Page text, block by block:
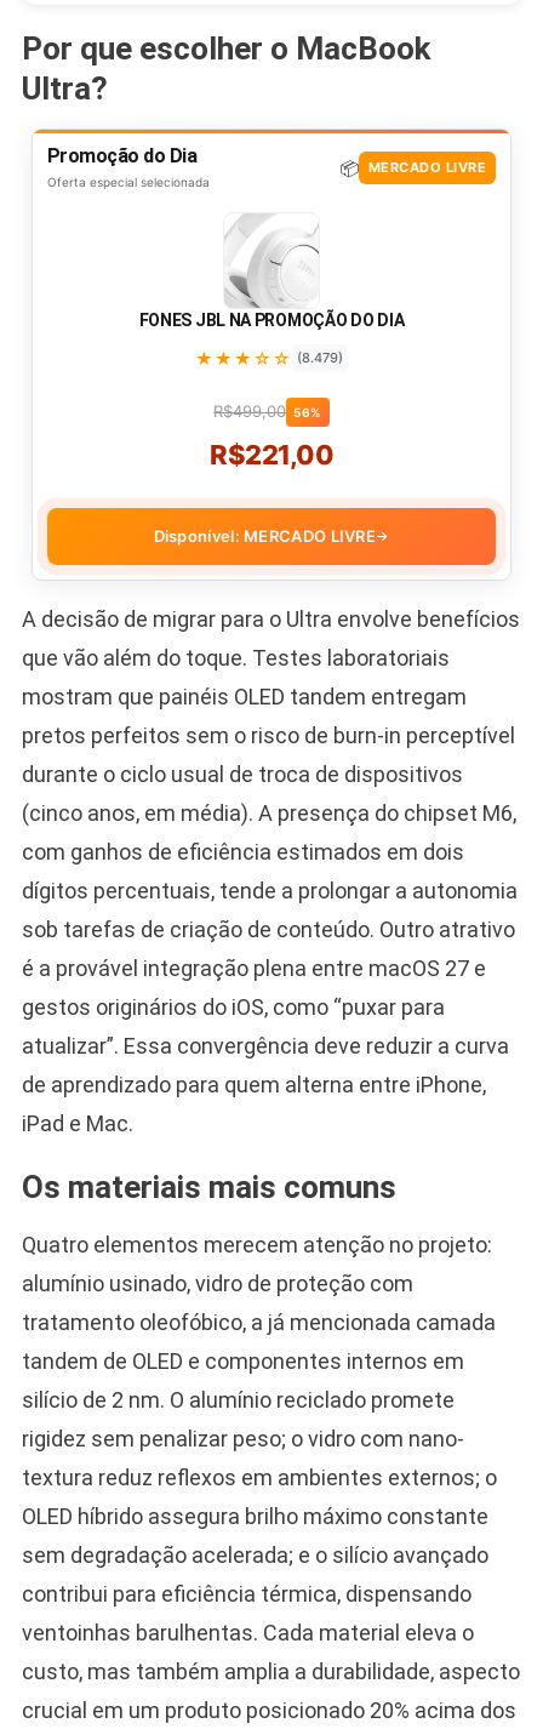
Por que escolher o MacBook
Ultra?
Promoção do Dia
Oferta especial selecionada
📦 MERCADO LIVRE
FONES JBL NA PROMOÇÃO DO DIA
★★★☆☆ (8.479)
R$499,00 56%
R$221,00
Disponível: MERCADO LIVRE→
A decisão de migrar para o Ultra envolve benefícios
que vão além do toque. Testes laboratoriais
mostram que painéis OLED tandem entregam
pretos perfeitos sem o risco de burn-in perceptível
durante o ciclo usual de troca de dispositivos
(cinco anos, em média). A presença do chipset M6,
com ganhos de eficiência estimados em dois
dígitos percentuais, tende a prolongar a autonomia
sob tarefas de criação de conteúdo. Outro atrativo
é a provável integração plena entre macOS 27 e
gestos originários do iOS, como “puxar para
atualizar”. Essa convergência deve reduzir a curva
de aprendizado para quem alterna entre iPhone,
iPad e Mac.
Os materiais mais comuns
Quatro elementos merecem atenção no projeto:
alumínio usinado, vidro de proteção com
tratamento oleofóbico, a já mencionada camada
tandem de OLED e componentes internos em
silício de 2 nm. O alumínio reciclado promete
rigidez sem penalizar peso; o vidro com nano-
textura reduz reflexos em ambientes externos; o
OLED híbrido assegura brilho máximo constante
sem degradação acelerada; e o silício avançado
contribui para eficiência térmica, dispensando
ventoinhas barulhentas. Cada material eleva o
custo, mas também amplia a durabilidade, aspecto
crucial em um produto posicionado 20% acima dos